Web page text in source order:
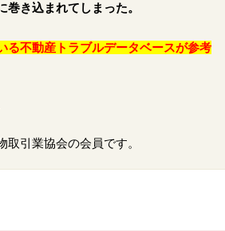
き込まれてしまった。
る不動産トラブルデータベースが参考
引業協会の会員です。